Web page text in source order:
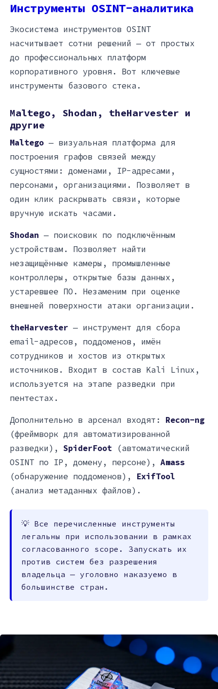
Инструменты OSINT-аналитика
Экосистема инструментов OSINT
насчитывает сотни решений — от простых
до профессиональных платформ
корпоративного уровня. Вот ключевые
инструменты базового стека.
Maltego, Shodan, theHarvester и
другие
Maltego — визуальная платформа для
построения графов связей между
сущностями: доменами, IP-адресами,
персонами, организациями. Позволяет в
один клик раскрывать связи, которые
вручную искать часами.
Shodan — поисковик по подключённым
устройствам. Позволяет найти
незащищённые камеры, промышленные
контроллеры, открытые базы данных,
устаревшее ПО. Незаменим при оценке
внешней поверхности атаки организации.
theHarvester — инструмент для сбора
email-адресов, поддоменов, имён
сотрудников и хостов из открытых
источников. Входит в состав Kali Linux,
используется на этапе разведки при
пентестах.
Дополнительно в арсенал входят: Recon-ng
(фреймворк для автоматизированной
разведки), SpiderFoot (автоматический
OSINT по IP, домену, персоне),Amass
(обнаружение поддоменов), ExifTool
(анализ метаданных файлов).
💡 Все перечисленные инструменты
легальны при использовании в рамках
согласованного scope. Запускать их
против систем без разрешения
владельца — уголовно наказуемо в
большинстве стран.